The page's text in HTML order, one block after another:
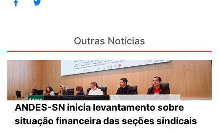
Outras Notícias
ANDES-SN inicia levantamento sobre
situação financeira das seções sindicais